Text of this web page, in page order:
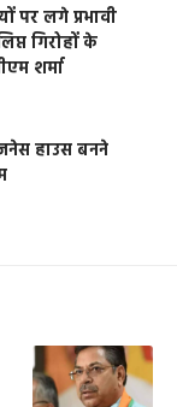
पर लगे प्रभावी
गिरोहों के
शर्मा
हाउस बनने